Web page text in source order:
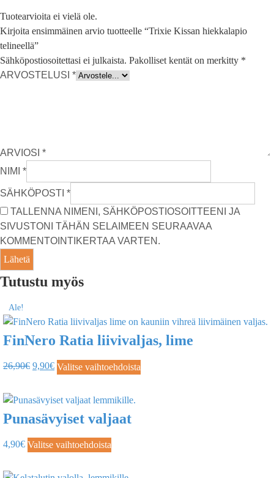
Tuotearvioita ei vielä ole.
Kirjoita ensimmäinen arvio tuotteelle “Trixie Kissan hiekkalapio
telineellä”
Sähköpostiosoitettasi ei julkaista. Pakolliset kentät on merkitty *
ARVOSTELUSI *
ARVIOSI *
NIMI *
SÄHKÖPOSTI *
TALLENNA NIMENI, SÄHKÖPOSTIOSOITTEENI JA
SIVUSTONI TÄHÄN SELAIMEEN SEURAAVAA
KOMMENTOINTIKERTAA VARTEN.
Tutustu myös
Ale!
FinNero Ratia liivivaljas, lime
26,90€ 9,90€ Valitse vaihtoehdoista
Punasävyiset valjaat
4,90€ Valitse vaihtoehdoista